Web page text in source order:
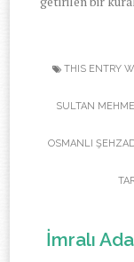
THIS ENTRY
SULTAN
OSMANLI
İmralı